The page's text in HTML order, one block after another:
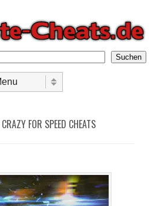
Suchen
CRAZY FOR SPEED CHEATS